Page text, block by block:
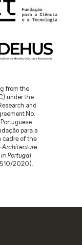
from the
under the
and
No.
para a
cadre of the
Architecture
Portugal
2020).